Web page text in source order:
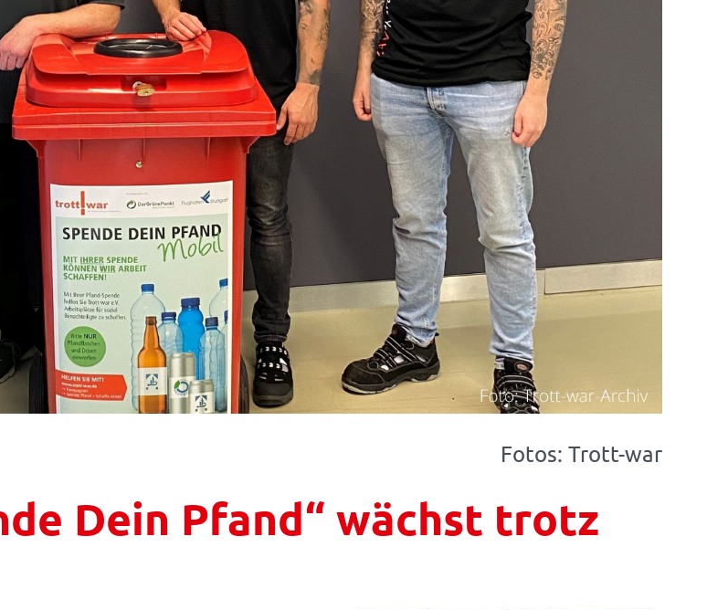
Fotos: Trott-war
Dein Pfand“ wächst trotz